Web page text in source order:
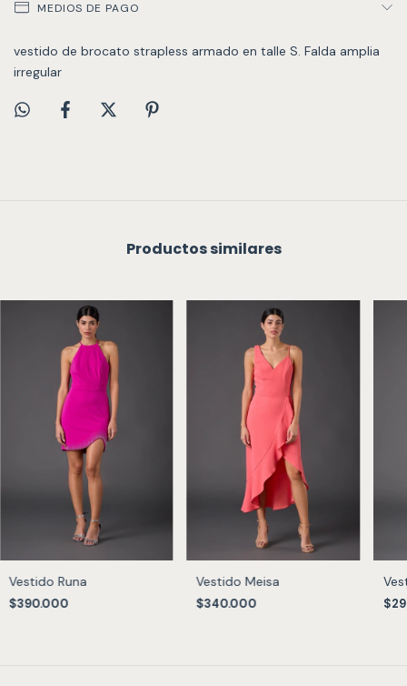
MEDIOS DE PAGO
vestido de brocato strapless armado en talle S. Falda amplia
irregular
Productos similares
Vestido Runa
$390.000
Vestido Meisa
$340.000